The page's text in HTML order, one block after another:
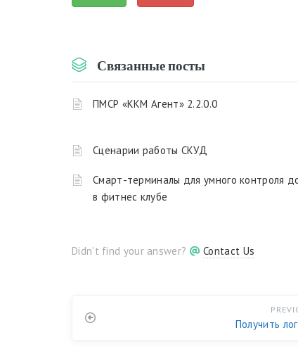
Связанные посты
ПМСР «ККМ Агент» 2.2.0.0
Сценарии работы СКУД
Смарт-терминалы для умного контроля
в фитнес клубе
Didn't find your answer? Contact Us
Получить